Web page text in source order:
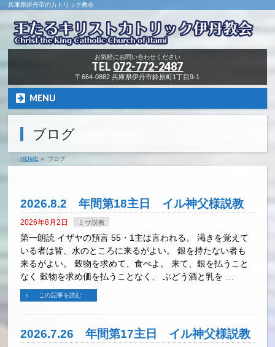
兵庫県伊丹市のカトリック教会
お気軽にお問い合わせください
TEL 072-772-2487
〒664-0882 兵庫県伊丹市鈴原町1丁目9-1
MENU
ブログ
HOME » ブログ
2026.8.2 年間第18主日 イル神父様説教
2026年8月2日 ミサ説教
第一朗読 イザヤの預言 55・1主は言われる。 渇きを覚えて
いる者は皆、水のところに来るがよい。 銀を持たない者も
来るがよい。 穀物を求めて、食べよ。 来て、銀を払うこと
なく 穀物を求め価を払うことなく、 ぶどう酒と乳を …
この記事を読む
2026.7.26 年間第17主日 イル神父様説教